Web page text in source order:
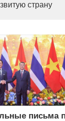
страну
письма